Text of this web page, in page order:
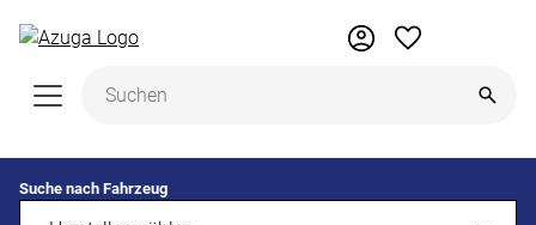
Suche nach Fahrzeug